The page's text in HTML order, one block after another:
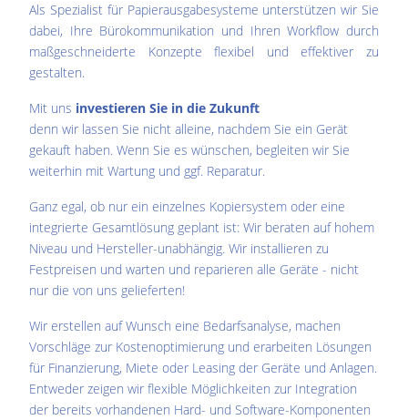
Als Spezialist für Papierausgabesysteme unterstützen wir Sie
dabei, Ihre Bürokommunikation und Ihren Workflow durch
maßgeschneiderte Konzepte flexibel und effektiver zu
gestalten.
Mit uns investieren Sie in die Zukunft
denn wir lassen Sie nicht alleine, nachdem Sie ein Gerät
gekauft haben. Wenn Sie es wünschen, begleiten wir Sie
weiterhin mit Wartung und ggf. Reparatur.
Ganz egal, ob nur ein einzelnes Kopiersystem oder eine
integrierte Gesamtlösung geplant ist: Wir beraten auf hohem
Niveau und Hersteller-unabhängig. Wir installieren zu
Festpreisen und warten und reparieren alle Geräte - nicht
nur die von uns gelieferten!
Wir erstellen auf Wunsch eine Bedarfsanalyse, machen
Vorschläge zur Kostenoptimierung und erarbeiten Lösungen
für Finanzierung, Miete oder Leasing der Geräte und Anlagen.
Entweder zeigen wir flexible Möglichkeiten zur Integration
der bereits vorhandenen Hard- und Software-Komponenten